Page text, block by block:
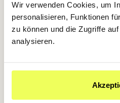
Wir verwenden Cookies, um
personalisieren, Funktionen
zu können und die Zugriffe
analysieren.
Studio 1090
PREIS